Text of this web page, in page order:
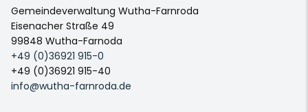
Gemeindeverwaltung Wutha-Farnroda
Eisenacher Straße 49
99848 Wutha-Farnoda
+49 (0)36921 915-0
+49 (0)36921 915-40
info@wutha-farnroda.de